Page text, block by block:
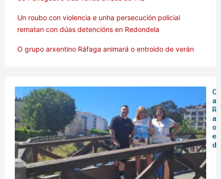
Un roubo con violencia e unha persecución policial
rematan con dúas detencións en Redondela
O grupo arxentino Ráfaga animará o entroido de verán
O
o